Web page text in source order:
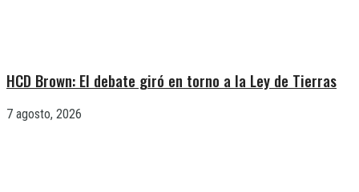
HCD Brown: El debate giró en torno a la Ley de Tierras
7 agosto, 2026